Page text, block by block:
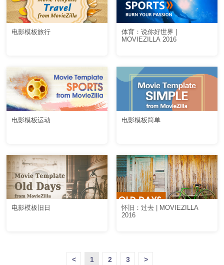
电影模板旅行
体育：说你好世界 |
MOVIEZILLA 2016
电影模板运动 电影模板简单
电影模板旧日
怀旧：过去 | MOVIEZILLA
2016
< 1 2 3 >